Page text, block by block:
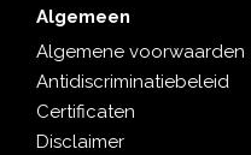
Algemeen
Algemene voorwaarden
Antidiscriminatiebeleid
Certificaten
Disclaimer